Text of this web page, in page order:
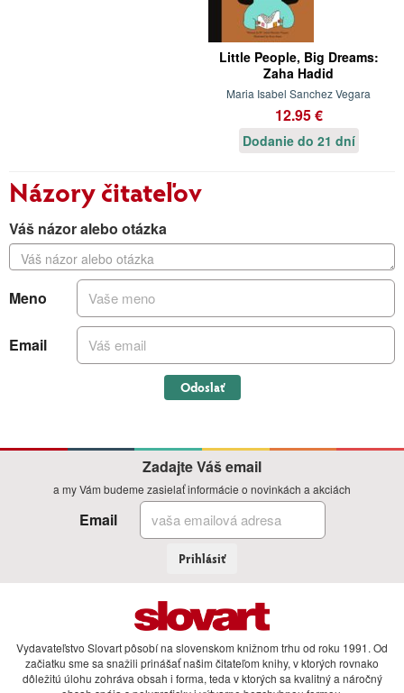
Little People, Big Dreams:
Zaha Hadid
Maria Isabel Sanchez Vegara
12.95 €
Dodanie do 21 dní
Názory čitateľov
Váš názor alebo otázka
Meno
Email
Odoslať
Zadajte Váš email
a my Vám budeme zasielať informácie o novinkách a akciách
Email
Prihlásiť
Vydavateľstvo Slovart pôsobí na slovenskom knižnom trhu od roku 1991. Od
začiatku sme sa snažili prinášať našim čitateľom knihy, v ktorých rovnako
dôležitú úlohu zohráva obsah i forma, teda v ktorých sa kvalitný a náročný